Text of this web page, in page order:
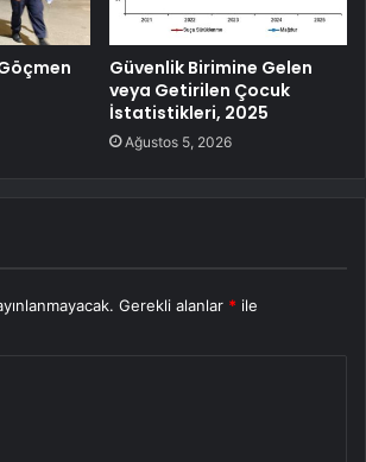
Güvenlik Birimine Gelen
veya Getirilen Çocuk
İstatistikleri, 2025
Ağustos 5, 2026
Gerekli alanlar * ile